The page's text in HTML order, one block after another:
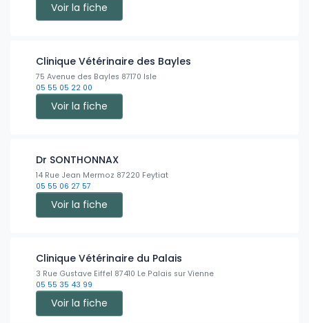
Voir la fiche
Clinique Vétérinaire des Bayles
75 Avenue des Bayles 87170 Isle
05 55 05 22 00
Voir la fiche
Dr SONTHONNAX
14 Rue Jean Mermoz 87220 Feytiat
05 55 06 27 57
Voir la fiche
Clinique Vétérinaire du Palais
3 Rue Gustave Eiffel 87410 Le Palais sur Vienne
05 55 35 43 99
Voir la fiche